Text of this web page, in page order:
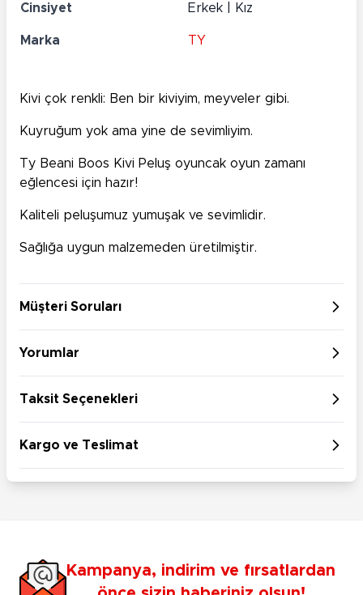
Cinsiyet Erkek | Kız
Marka TY
Kivi çok renkli: Ben bir kiviyim, meyveler gibi.
Kuyruğum yok ama yine de sevimliyim.
Ty Beani Boos Kivi Peluş oyuncak oyun zamanı
eğlencesi için hazır!
Kaliteli peluşumuz yumuşak ve sevimlidir.
Sağlığa uygun malzemeden üretilmiştir.
Müşteri Soruları
Yorumlar
Taksit Seçenekleri
Kargo ve Teslimat
Kampanya, indirim ve fırsatlardan